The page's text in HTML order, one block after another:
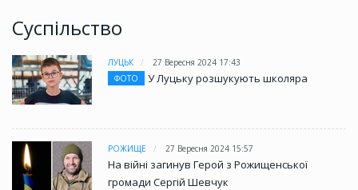
Суспільство
ЛУЦЬК
27 Вересня 2024 17:43
ФОТО
У Луцьку розшукують школяра
РОЖИЩЕ 27 Вересня 2024 15:57
На війні загинув Герой з Рожищенської
громади Сергій Шевчук